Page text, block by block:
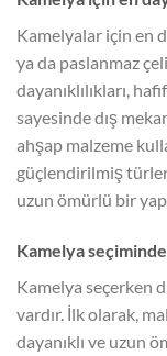
Kamelyalar için en
ya da paslanmaz
dayanıklılıkları,
sayesinde dış
ahşap malzeme
güçlendirilmiş
uzun ömürlü bir
Kamelya
Kamelya seçerken
vardır. İlk olarak,
dayanıklı ve uzun